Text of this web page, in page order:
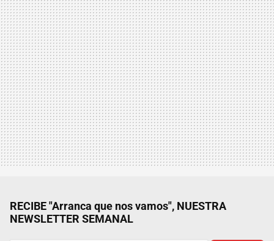
RECIBE "Arranca que nos vamos", NUESTRA
NEWSLETTER SEMANAL